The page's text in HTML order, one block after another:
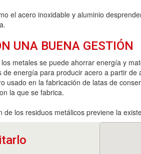
el acero inoxidable y aluminio
UNA BUENA GESTIÓN
metales se puede ahorrar energía y
de energía para producir acero a partir de
usado en la fabricación de latas de
la que se fabrica.
de los residuos metálicos previene la